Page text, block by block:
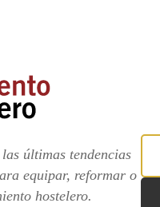
últimas tendencias
equipar, reformar o
hostelero.